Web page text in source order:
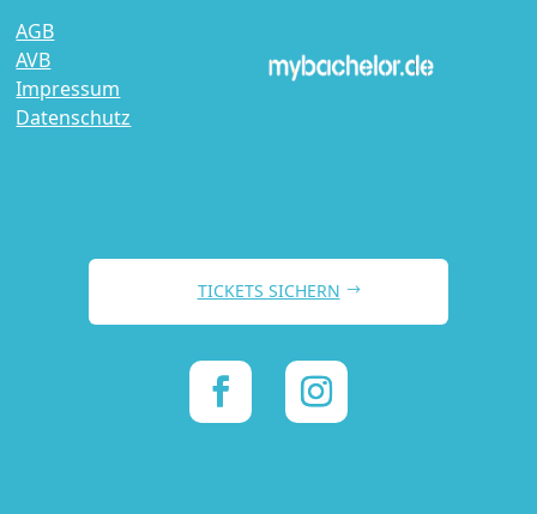
AGB
AVB
Impressum
Datenschutz
TICKETS SICHERN